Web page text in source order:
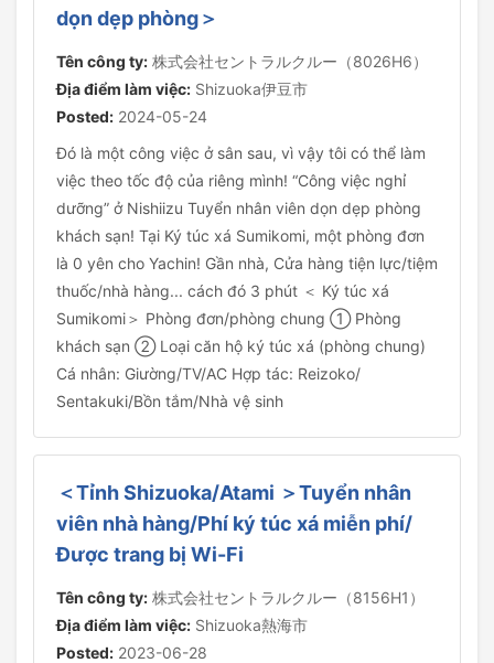
dọn dẹp phòng＞
Tên công ty: 株式会社セントラルクルー（8026H6）
Địa điểm làm việc: Shizuoka伊豆市
Posted: 2024-05-24
Đó là một công việc ở sân sau, vì vậy tôi có thể làm
việc theo tốc độ của riêng mình! “Công việc nghỉ
dưỡng” ở Nishiizu Tuyển nhân viên dọn dẹp phòng
khách sạn! Tại Ký túc xá Sumikomi, một phòng đơn
là 0 yên cho Yachin! Gần nhà, Cửa hàng tiện lực/tiệm
thuốc/nhà hàng... cách đó 3 phút ＜ Ký túc xá
Sumikomi＞ Phòng đơn/phòng chung ① Phòng
khách sạn ② Loại căn hộ ký túc xá (phòng chung)
Cá nhân: Giường/TV/AC Hợp tác: Reizoko/
Sentakuki/Bồn tắm/Nhà vệ sinh
＜Tỉnh Shizuoka/Atami ＞Tuyển nhân
viên nhà hàng/Phí ký túc xá miễn phí/
Được trang bị Wi-Fi
Tên công ty: 株式会社セントラルクルー（8156H1）
Địa điểm làm việc: Shizuoka熱海市
Posted: 2023-06-28